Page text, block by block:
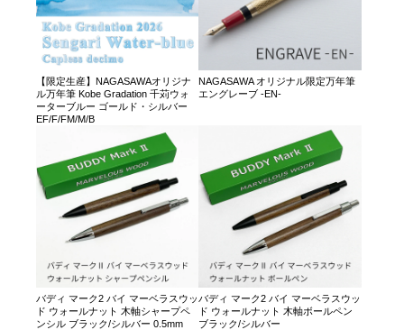
【限定生産】NAGASAWAオリジナ
ル万年筆 Kobe Gradation 千苅ウォ
ーターブルー ゴールド・シルバー
EF/F/FM/M/B
NAGASAWA オリジナル限定万年筆
エングレーブ -EN-
バディ マーク2 バイ マーベラスウッ
ド ウォールナット 木軸シャープペ
ンシル ブラック/シルバー 0.5mm
バディ マーク2 バイ マーベラスウッ
ド ウォールナット 木軸ボールペン
ブラック/シルバー